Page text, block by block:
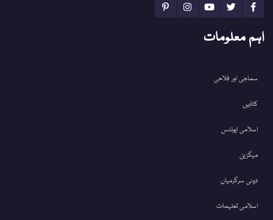
اہم معلومات
سماجی اور فلاحی
کتابیں
اسلامی ایونٹس
میگزین
دینی سرگرمیاں
اسلامی تعلیمات